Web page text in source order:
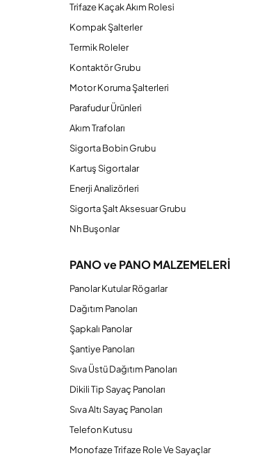
Trifaze Kaçak Akım Rolesi
Kompak Şalterler
Termik Roleler
Kontaktör Grubu
Motor Koruma Şalterleri
Parafudur Ürünleri
Akım Trafoları
Sigorta Bobin Grubu
Kartuş Sigortalar
Enerji Analizörleri
Sigorta Şalt Aksesuar Grubu
Nh Buşonlar
PANO ve PANO MALZEMELERİ
Panolar Kutular Rögarlar
Dağıtım Panoları
Şapkalı Panolar
Şantiye Panoları
Sıva Üstü Dağıtım Panoları
Dikili Tip Sayaç Panoları
Sıva Altı Sayaç Panoları
Telefon Kutusu
Monofaze Trifaze Role Ve Sayaçlar